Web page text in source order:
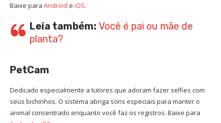
Baixe para Android e iOS.
Leia também: Você é pai ou mãe de
planta?
PetCam
Dedicado especialmente a tutores que adoram fazer selfies com
seus bichinhos. O sistema abriga sons especiais para manter o
animal concentrado enquanto você faz os registros. Baixe para